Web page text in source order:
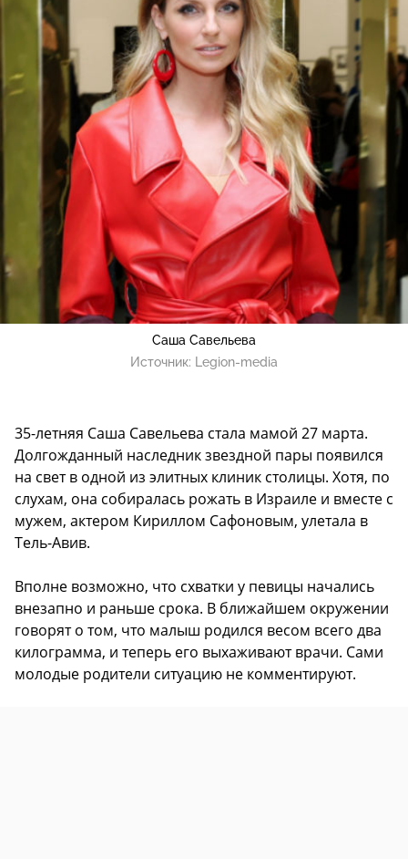
Саша Савельева
Источник:
Legion-media
35-летняя Саша Савельева стала мамой 27 марта.
Долгожданный наследник звездной пары появился
на свет в одной из элитных клиник столицы. Хотя, по
слухам, она собиралась рожать в Израиле и вместе с
мужем, актером Кириллом Сафоновым, улетала в
Тель-Авив.
Вполне возможно, что схватки у певицы начались
внезапно и раньше срока. В ближайшем окружении
говорят о том, что малыш родился весом всего два
килограмма, и теперь его выхаживают врачи. Сами
молодые родители ситуацию не комментируют.